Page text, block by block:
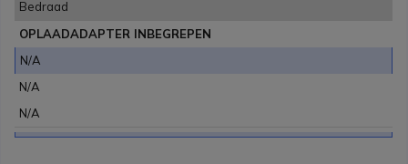
Bedraad
OPLAADADAPTER INBEGREPEN
N/A
N/A
N/A